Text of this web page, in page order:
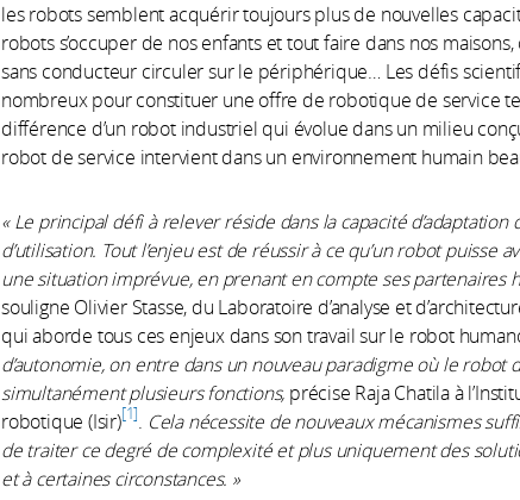
les robots semblent acquérir toujours plus de nouvelles
robots s’occuper de nos enfants et tout faire dans nos
sans conducteur circuler sur le périphérique… Les défis
nombreux pour constituer une offre de robotique de service
différence d’un robot industriel qui évolue dans un milieu
robot de service intervient dans un environnement humain
« Le principal défi à relever réside dans la capacité
d’utilisation. Tout l’enjeu est de réussir à ce qu’un robot puisse
une situation imprévue, en prenant en compte ses partenaires
souligne Olivier Stasse, du Laboratoire d’analyse et
qui aborde tous ces enjeux dans son travail sur le robot
d’autonomie, on entre dans un nouveau paradigme où le
simultanément plusieurs fonctions, précise Raja Chatila à
robotique (Isir) 1
Cela nécessite de nouveaux mécanismes
de traiter ce degré de complexité et plus uniquement des
et à certaines circonstances. »